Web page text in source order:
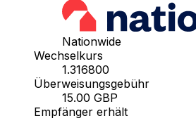
Nationwide
Wechselkurs
1.316800
Überweisungsgebühr
15.00 GBP
Empfänger erhält